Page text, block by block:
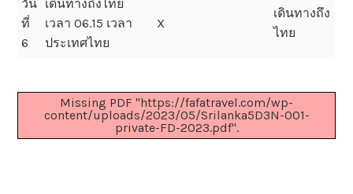
วัน
ที่
6
เดินทางถึงไทย
เวลา 06.15 เวลา
ประเทศไทย
X
เดินทางถึง
ไทย
Missing PDF "https://fafatravel.com/wp-
content/uploads/2023/05/Srilanka5D3N-001-
private-FD-2023.pdf".